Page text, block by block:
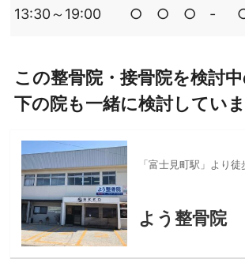
13:30～19:00 ○ ○ ○ ‐
この整骨院・接骨院を検討
下の院も一緒に検討してい
「富士見町駅」より徒
よう整骨院